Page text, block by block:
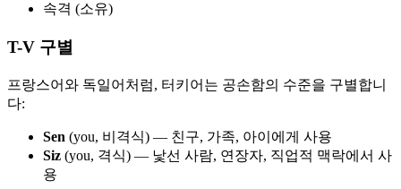
속격 (소유)
T-V 구별
프랑스어와 독일어처럼, 터키어는 공손함의 수준을 구별합니
다:
Sen (you, 비격식) — 친구, 가족, 아이에게 사용
Siz (you, 격식) — 낯선 사람, 연장자, 직업적 맥락에서 사
용